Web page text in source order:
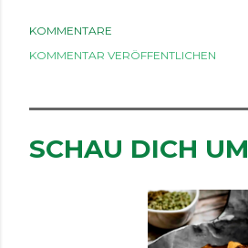
KOMMENTARE
KOMMENTAR VERÖFFENTLICHEN
SCHAU DICH UM